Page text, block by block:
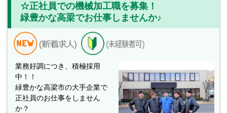
☆正社員での機械加工職を募集！
緑豊かな高梁でお仕事しませんか♪
業務好調につき、積極採用
中！！
緑豊かな高梁市の大手企業で
正社員のお仕事をしません
か？